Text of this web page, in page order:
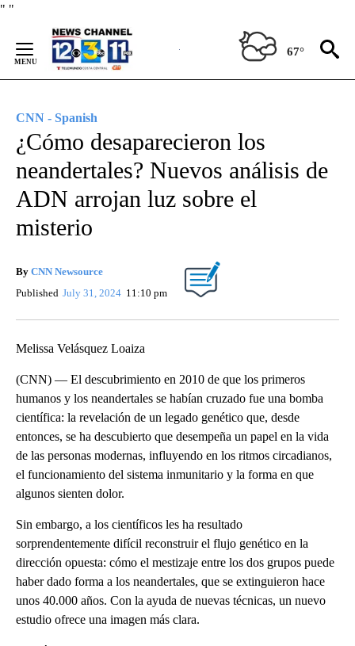
" "
Content
67°
CNN - Spanish
¿Cómo desaparecieron los
neandertales? Nuevos análisis de
ADN arrojan luz sobre el
misterio
By CNN Newsource
Published July 31, 2024 11:10 pm
Melissa Velásquez Loaiza
(CNN) — El descubrimiento en 2010 de que los primeros
humanos y los neandertales se habían cruzado fue una bomba
científica: la revelación de un legado genético que, desde
entonces, se ha descubierto que desempeña un papel en la vida
de las personas modernas, influyendo en los ritmos circadianos,
el funcionamiento del sistema inmunitario y la forma en que
algunos sienten dolor.
Sin embargo, a los científicos les ha resultado
sorprendentemente difícil reconstruir el flujo genético en la
dirección opuesta: cómo el mestizaje entre los dos grupos puede
haber dado forma a los neandertales, que se extinguieron hace
unos 40.000 años. Con la ayuda de nuevas técnicas, un nuevo
estudio ofrece una imagen más clara.